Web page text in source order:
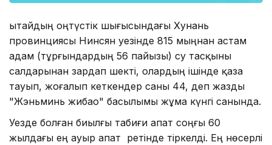
Қытайдың оңтүстік шығысындағы Хунань
провинциясы Нинсян уезінде 815 мыңнан астам
адам (тұрғындардың 56 пайызы) су тасқыны
салдарынан зардап шекті, олардың ішінде қаза
тауып, жоғалып кеткендер саны 44, деп жазды
"Жэньминь жибао" басылымы жұма күнгі санында.
Уезде болған биылғы табиғи апат соңғы 60
жылдағы ең ауыр апат ретінде тіркелді. Ең нөсерлі